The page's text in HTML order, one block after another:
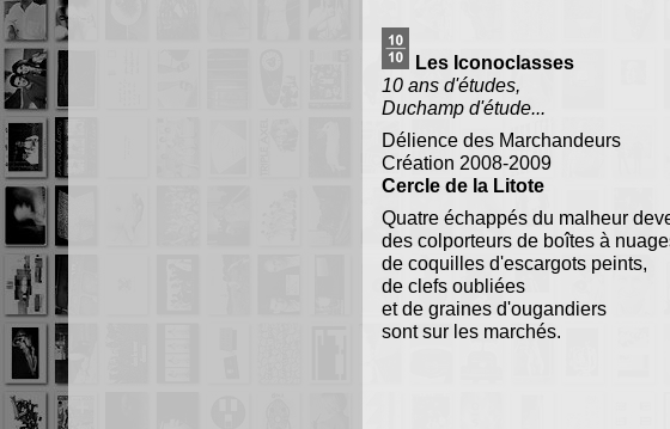
Les Iconoclasses
10 ans d'études,
Duchamp d'étude...
Délience des Marchandeurs
Création 2008-2009
Cercle de la Litote
Quatre échappés du malheur
des colporteurs de boîtes à
de coquilles d'escargots peints,
de clefs oubliées
et de graines d'ougandiers
sont sur les marchés.